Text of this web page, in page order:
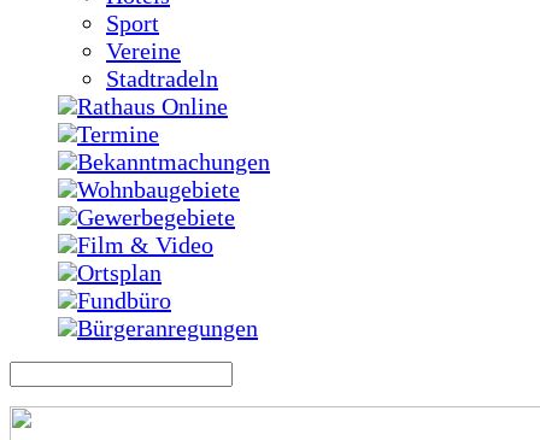
Sport
Vereine
Stadtradeln
Rathaus Online
Termine
Bekanntmachungen
Wohnbaugebiete
Gewerbegebiete
Film & Video
Ortsplan
Fundbüro
Bürgeranregungen